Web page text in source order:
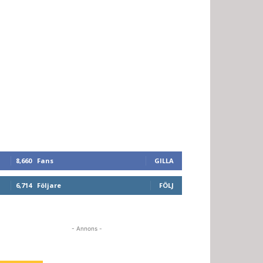
8,660 Fans GILLA
6,714 Följare FÖLJ
- Annons -